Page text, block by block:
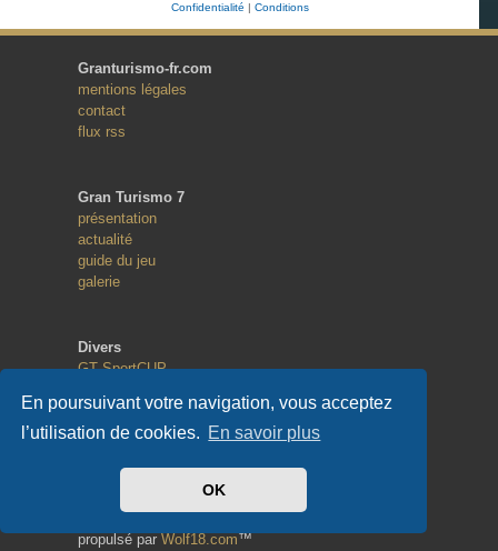
En poursuivant votre navigation, vous acceptez
l’utilisation de cookies. En savoir plus
OK
Confidentialité
Conditions
Granturismo-fr.com
mentions légales
contact
flux rss
Gran Turismo 7
présentation
actualité
guide du jeu
galerie
Divers
GT SportCUP
Random Race
Copyright
propulsé par Wolf18.com™